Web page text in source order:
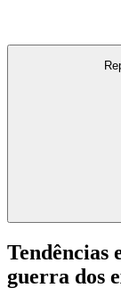
Tendências
guerra dos